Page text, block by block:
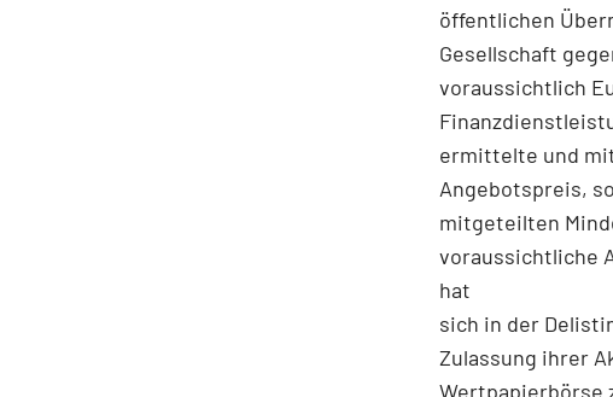
öffentlichen
Gesellschaft
voraussichtlich
ermittelte und
Angebotspreis,
mitgeteilten
voraussichtliche
hat
sich in der
Zulassung ihrer
Wertpapierbörse